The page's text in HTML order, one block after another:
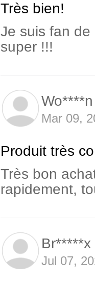
Très bien!
Je suis fan
super !!!
Wo****n
Mar 09,
Produit très
Très bon
rapidement,
Br*****x
Jul 07,